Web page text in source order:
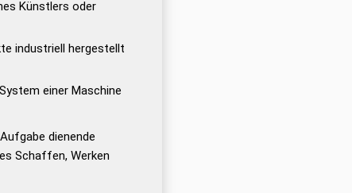
Künstlers oder
industriell hergestellt
einer Maschine
Aufgabe dienende
Schaffen, Werken